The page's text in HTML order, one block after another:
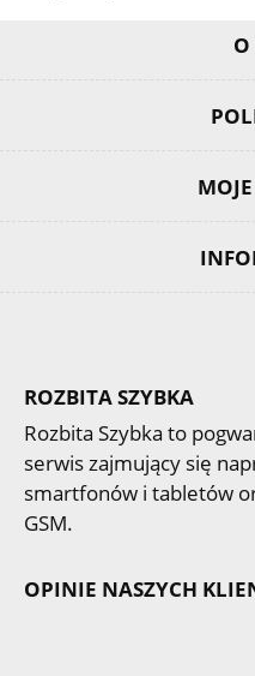
O
ROZBITA SZYBKA
Rozbita Szybka to
serwis zajmujący się
smartfonów i tabletów
GSM.
OPINIE NASZYCH